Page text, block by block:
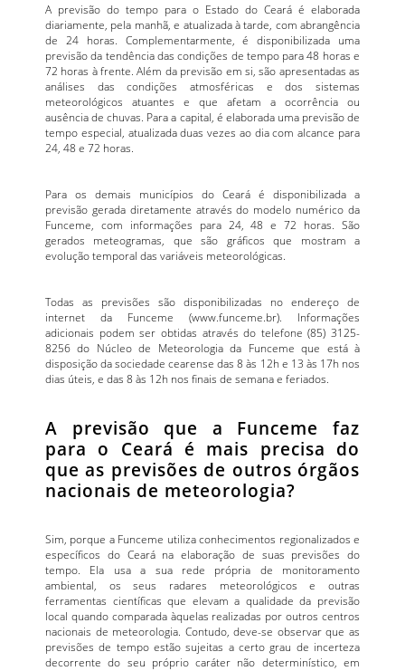
A previsão do tempo para o Estado do Ceará é elaborada
diariamente, pela manhã, e atualizada à tarde, com abrangência
de 24 horas. Complementarmente, é disponibilizada uma
previsão da tendência das condições de tempo para 48 horas e
72 horas à frente. Além da previsão em si, são apresentadas as
análises das condições atmosféricas e dos sistemas
meteorológicos atuantes e que afetam a ocorrência ou
ausência de chuvas. Para a capital, é elaborada uma previsão de
tempo especial, atualizada duas vezes ao dia com alcance para
24, 48 e 72 horas.
Para os demais municípios do Ceará é disponibilizada a
previsão gerada diretamente através do modelo numérico da
Funceme, com informações para 24, 48 e 72 horas. São
gerados meteogramas, que são gráficos que mostram a
evolução temporal das variáveis meteorológicas.
Todas as previsões são disponibilizadas no endereço de
internet da Funceme (www.funceme.br). Informações
adicionais podem ser obtidas através do telefone (85) 3125-
8256 do Núcleo de Meteorologia da Funceme que está à
disposição da sociedade cearense das 8 às 12h e 13 às 17h nos
dias úteis, e das 8 às 12h nos finais de semana e feriados.
A previsão que a Funceme faz
para o Ceará é mais precisa do
que as previsões de outros órgãos
nacionais de meteorologia?
Sim, porque a Funceme utiliza conhecimentos regionalizados e
específicos do Ceará na elaboração de suas previsões do
tempo. Ela usa a sua rede própria de monitoramento
ambiental, os seus radares meteorológicos e outras
ferramentas científicas que elevam a qualidade da previsão
local quando comparada àquelas realizadas por outros centros
nacionais de meteorologia. Contudo, deve-se observar que as
previsões de tempo estão sujeitas a certo grau de incerteza
decorrente do seu próprio caráter não determinístico, em